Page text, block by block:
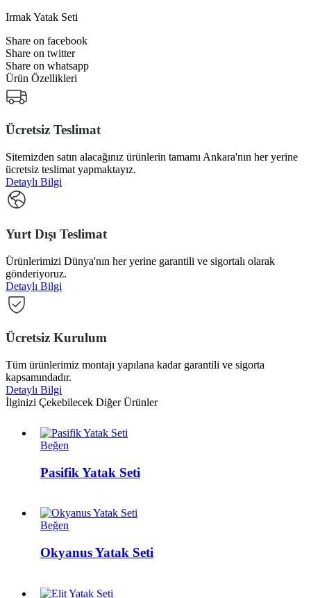
Irmak Yatak Seti
Share on facebook
Share on twitter
Share on whatsapp
Ürün Özellikleri
Ücretsiz Teslimat
Sitemizden satın alacağınız ürünlerin tamamı Ankara'nın her yerine
ücretsiz teslimat yapmaktayız.
Detaylı Bilgi
Yurt Dışı Teslimat
Ürünlerimizi Dünya'nın her yerine garantili ve sigortalı olarak
gönderiyoruz.
Detaylı Bilgi
Ücretsiz Kurulum
Tüm ürünlerimiz montajı yapılana kadar garantili ve sigorta
kapsamındadır.
Detaylı Bilgi
İlginizi Çekebilecek Diğer Ürünler
Pasifik
Seti
Beğen
Pasifik Yatak Seti
Okyanus
Seti
Beğen
Okyanus Yatak Seti